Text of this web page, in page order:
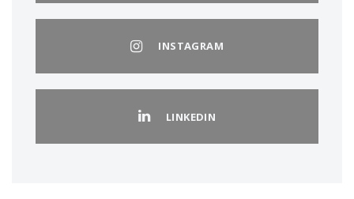
INSTAGRAM
LINKEDIN